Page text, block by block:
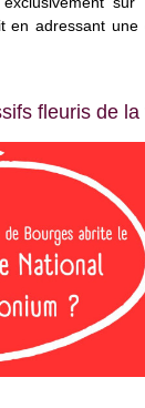
en adressant
fleuris de